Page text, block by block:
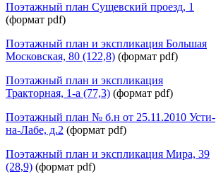
Поэтажный план Сущевский проезд, 1
(формат pdf)
Поэтажный план и экспликация Большая
Московская, 80 (122,8) (формат pdf)
Поэтажный план и экспликация
Тракторная, 1-а (77,3) (формат pdf)
Поэтажный план № б.н от 25.11.2010 Усти-
на-Лабе, д.2 (формат pdf)
Поэтажный план и экспликация Мира, 39
(28,9) (формат pdf)